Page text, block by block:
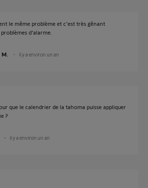
le même problème et c'est très gênant
d'alarme.
M. il y a environ un an
que le calendrier de la tahoma puisse appliquer
?
il y a environ un an